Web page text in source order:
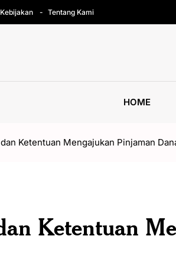
Kebijakan Tentang Kami
HOME
Ketentuan Mengajukan Pinjaman
Ketentuan